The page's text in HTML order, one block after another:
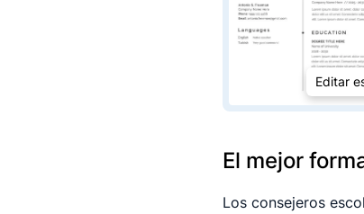
Editar
El mejor
Los consejeros